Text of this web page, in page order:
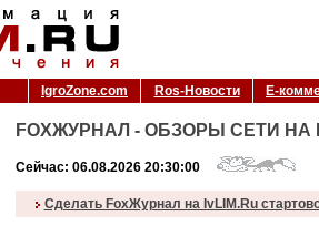
IgroZone.com Ros-Новости
Е-
FOXЖУРНАЛ - ОБЗОРЫ СЕТИ НА
Сейчас: 06.08.2026 20:30:00
Сделать FoxЖурнал на IvLIM.Ru